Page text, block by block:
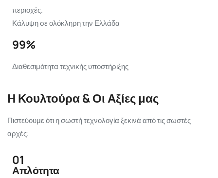
περιοχές.
Κάλυψη σε ολόκληρη την Ελλάδα
99%
Διαθεσιμότητα τεχνικής υποστήριξης
Η Κουλτούρα & Οι Αξίες μας
Πιστεύουμε ότι η σωστή τεχνολογία ξεκινά από τις σωστές
αρχές:
01
Απλότητα